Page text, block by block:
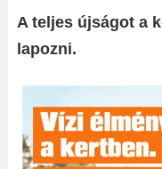
A teljes újságot a
lapozni.